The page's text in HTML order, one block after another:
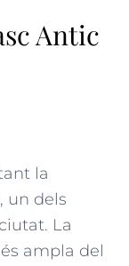
Antic
la
un dels
La
ampla del